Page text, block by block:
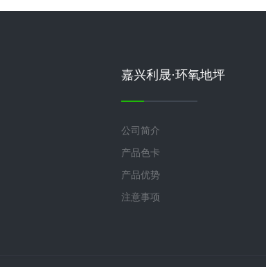
嘉兴利晟·环氧地坪
公司简介
产品色卡
产品优势
注意事项